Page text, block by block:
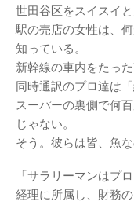
世田谷区をスイスイ
駅の売店の女性は、
知っている。
新幹線の車内をたっ
同時通訳のプロ達は
スーパーの裏側で何
じゃない。
そう。彼らは皆、魚な
「サラリーマンはプ
経理に所属し、財務